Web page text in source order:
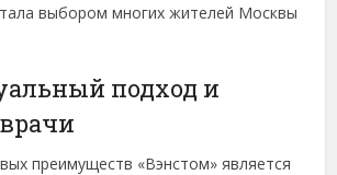
выбором многих жителей Москвы
подход и
преимуществ «Вэнстом» является